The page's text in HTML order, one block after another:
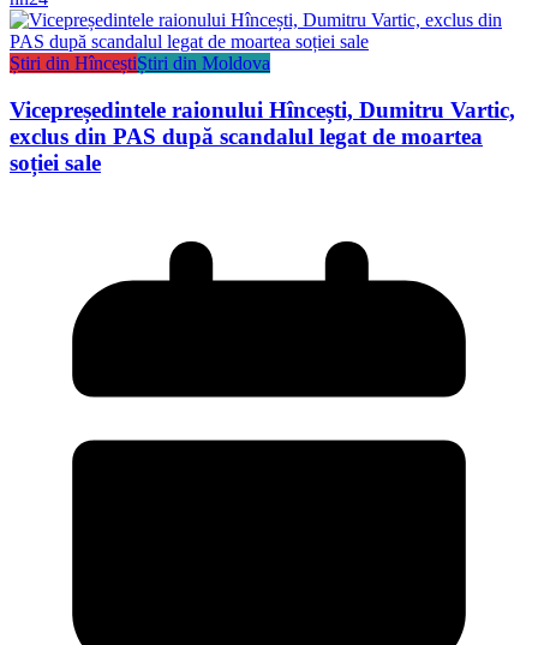
Știri din HînceștiȘtiri din Moldova
Vicepreședintele raionului Hîncești, Dumitru Vartic,
exclus din PAS după scandalul legat de moartea
soției sale